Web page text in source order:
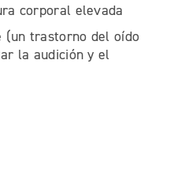
corporal elevada
(un trastorno del oído
la audición y el